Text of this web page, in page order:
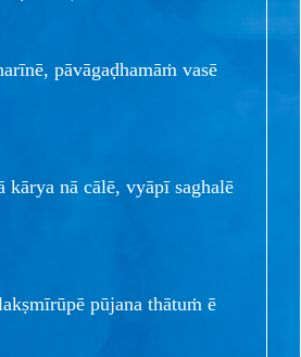
pāvāgaḍhamāṁ vasē
kārya nā cālē, vyāpī saghalē
pūjana thātuṁ ē